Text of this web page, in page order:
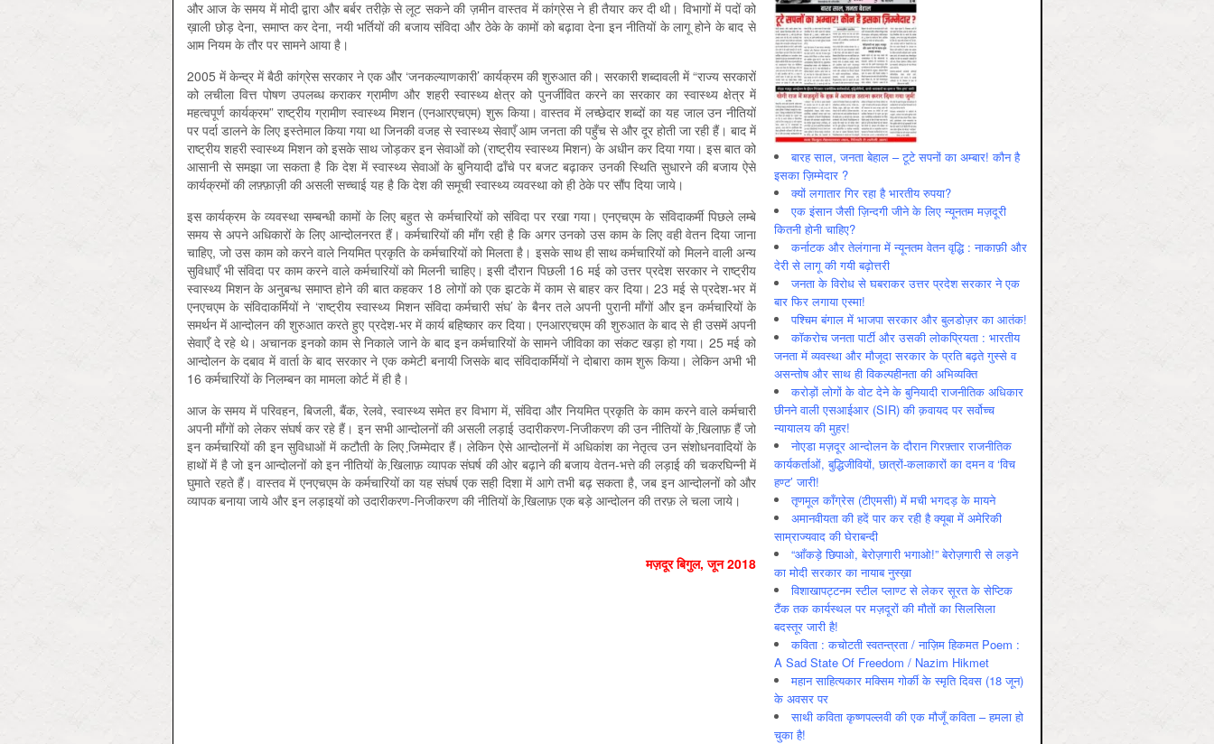
और आज के समय में मोदी द्वारा और बर्बर तरीक़े से लूट सकने की ज़मीन वास्तव में कांग्रेस ने ही तैयार कर दी थी। विभागों में पदों को
ख़ाली छोड़ देना, समाप्त कर देना, नयी भर्तियों की बजाय संविदा और ठेके के कामों को बढ़ावा देना इन नीतियों के लागू होने के बाद से
आम नियम के तौर पर सामने आया है।
2005 में केन्द्र में बैठी कांग्रेस सरकार ने एक और ‘जनकल्याणकारी’ कार्यक्रम की शुरुआत की। सरकारी शब्दावली में “राज्य सरकारों
को लचीला वित्त पोषण उपलब्ध कराकर ग्रामीण और शहरी स्वास्थ्य क्षेत्र को पुनर्जीवित करने का सरकार का स्वास्थ्य क्षेत्र में
महत्वपूर्ण कार्यक्रम” राष्ट्रीय ग्रामीण स्वास्थ्य मिशन (एनआरएचएम) शुरू किया। वास्तव में लच्छेदार शब्दों का यह जाल उन नीतियों
पर पर्दा डालने के लिए इस्तेमाल किया गया था जिनकी वजह से स्वास्थ्य सेवाएँ आम जनता की पहुँच से और दूर होती जा रही हैं। बाद में
राष्ट्रीय शहरी स्वास्थ्य मिशन को इसके साथ जोड़कर इन सेवाओं को (राष्ट्रीय स्वास्थ्य मिशन) के अधीन कर दिया गया। इस बात को
आसानी से समझा जा सकता है कि देश में स्वास्थ्य सेवाओं के बुनियादी ढाँचे पर बजट बढ़ाकर उनकी स्थिति सुधारने की बजाय ऐसे
कार्यक्रमों की लफ़्फ़ाज़ी की असली सच्चाई यह है कि देश की समूची स्वास्थ्य व्यवस्था को ही ठेके पर सौंप दिया जाये।
इस कार्यक्रम के व्यवस्था सम्बन्धी कामों के लिए बहुत से कर्मचारियों को संविदा पर रखा गया। एनएचएम के संविदाकर्मी पिछले लम्बे
समय से अपने अधिकारों के लिए आन्दोलनरत हैं। कर्मचारियों की माँग रही है कि अगर उनको उस काम के लिए वही वेतन दिया जाना
चाहिए, जो उस काम को करने वाले नियमित प्रकृति के कर्मचारियों को मिलता है। इसके साथ ही साथ कर्मचारियों को मिलने वाली अन्य
सुविधाएँ भी संविदा पर काम करने वाले कर्मचारियों को मिलनी चाहिए। इसी दौरान पिछली 16 मई को उत्तर प्रदेश सरकार ने राष्ट्रीय
स्वास्थ्य मिशन के अनुबन्ध समाप्त होने की बात कहकर 18 लोगों को एक झटके में काम से बाहर कर दिया। 23 मई से प्रदेश-भर में
एनएचएम के संविदाकर्मियों ने ‘राष्ट्रीय स्वास्थ्य मिशन संविदा कर्मचारी संघ’ के बैनर तले अपनी पुरानी माँगों और इन कर्मचारियों के
समर्थन में आन्दोलन की शुरुआत करते हुए प्रदेश-भर में कार्य बहिष्कार कर दिया। एनआरएचएम की शुरुआत के बाद से ही उसमें अपनी
सेवाएँ दे रहे थे। अचानक इनको काम से निकाले जाने के बाद इन कर्मचारियों के सामने जीविका का संकट खड़ा हो गया। 25 मई को
आन्दोलन के दबाव में वार्ता के बाद सरकार ने एक कमेटी बनायी जिसके बाद संविदाकर्मियों ने दोबारा काम शुरू किया। लेकिन अभी भी
16 कर्मचारियों के निलम्बन का मामला कोर्ट में ही है।
आज के समय में परिवहन, बिजली, बैंक, रेलवे, स्वास्थ्य समेत हर विभाग में, संविदा और नियमित प्रकृति के काम करने वाले कर्मचारी
अपनी माँगों को लेकर संघर्ष कर रहे हैं। इन सभी आन्दोलनों की असली लड़ाई उदारीकरण-निजीकरण की उन नीतियों के खि़लाफ़ हैं जो
इन कर्मचारियों की इन सुविधाओं में कटौती के लिए जि़म्मेदार हैं। लेकिन ऐसे आन्दोलनों में अधिकांश का नेतृत्व उन संशोधनवादियों के
हाथों में है जो इन आन्दोलनों को इन नीतियों के खि़लाफ़ व्यापक संघर्ष की ओर बढ़ाने की बजाय वेतन-भत्ते की लड़ाई की चकरघिन्नी में
घुमाते रहते हैं। वास्तव में एनएचएम के कर्मचारियों का यह संघर्ष एक सही दिशा में आगे तभी बढ़ सकता है, जब इन आन्दोलनों को और
व्यापक बनाया जाये और इन लड़ाइयों को उदारीकरण-निजीकरण की नीतियों के खि़लाफ़ एक बड़े आन्दोलन की तरफ़ ले चला जाये।
मज़दूर बिगुल, जून 2018
बारह साल, जनता बेहाल – टूटे सपनों का अम्बार! कौन है
इसका ज़िम्मेदार ?
क्यों लगातार गिर रहा है भारतीय रुपया?
एक इंसान जैसी ज़िन्दगी जीने के लिए न्यूनतम मज़दूरी
कितनी होनी चाहिए?
कर्नाटक और तेलंगाना में न्यूनतम वेतन वृद्धि : नाकाफ़ी और
देरी से लागू की गयी बढ़ोत्तरी
जनता के विरोध से घबराकर उत्तर प्रदेश सरकार ने एक
बार फिर लगाया एस्मा!
पश्चिम बंगाल में भाजपा सरकार और बुलडोज़र का आतंक!
कॉकरोच जनता पार्टी और उसकी लोकप्रियता : भारतीय
जनता में व्‍यवस्‍था और मौजूदा सरकार के प्रति बढ़ते गुस्‍से व
असन्‍तोष और साथ ही विकल्‍पहीनता की अभिव्‍यक्ति
करोड़ों लोगों के वोट देने के बुनियादी राजनीतिक अधिकार
छीनने वाली एसआईआर (SIR) की क़वायद पर सर्वोच्च
न्यायालय की मुहर!
नोएडा मज़दूर आन्दोलन के दौरान गिरफ़्तार राजनीतिक
कार्यकर्ताओं, बुद्धिजीवियों, छात्रों-कलाकारों का दमन व ‘विच
हण्ट’ जारी!
तृणमूल काँग्रेस (टीएमसी) में मची भगदड़ के मायने
अमानवीयता की हदें पार कर रही है क्यूबा में अमेरिकी
साम्राज्यवाद की घेराबन्दी
“आँकड़े छिपाओ, बेरोज़गारी भगाओ!” बेरोज़गारी से लड़ने
का मोदी सरकार का नायाब नुस्ख़ा
विशाखापट्टनम स्टील प्लाण्ट से लेकर सूरत के सेप्टिक
टैंक तक कार्यस्थल पर मज़दूरों की मौतों का सिलसिला
बदस्तूर जारी है!
कविता : कचोटती स्वतन्त्रता / नाज़िम हिकमत Poem :
A Sad State Of Freedom / Nazim Hikmet
महान साहित्यकार मक्सिम गोर्की के स्मृति दिवस (18 जून)
के अवसर पर
साथी कविता कृष्णपल्लवी की एक मौजूँ कविता – हमला हो
चुका है!